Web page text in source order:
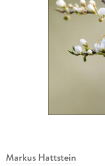
Markus Hattstein